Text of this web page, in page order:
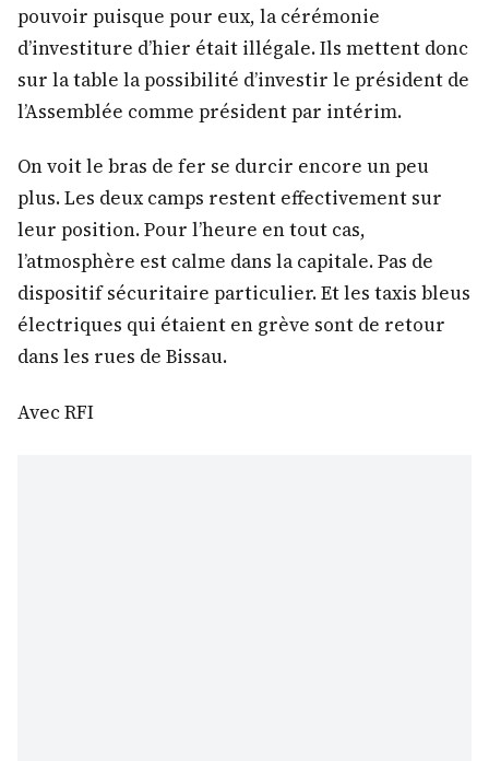
pouvoir puisque pour eux, la cérémonie
d’investiture d’hier était illégale. Ils mettent donc
sur la table la possibilité d’investir le président de
l’Assemblée comme président par intérim.
On voit le bras de fer se durcir encore un peu
plus. Les deux camps restent effectivement sur
leur position. Pour l’heure en tout cas,
l’atmosphère est calme dans la capitale. Pas de
dispositif sécuritaire particulier. Et les taxis bleus
électriques qui étaient en grève sont de retour
dans les rues de Bissau.
Avec RFI